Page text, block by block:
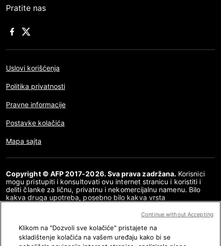
Pratite nas
Uslovi korišćenja
Politika privatnosti
Pravne informacije
Postavke kolačića
Mapa sajta
Copyright © AFP 2017-2026. Sva prava zadržana. Korisnici
mogu pristupiti i konsultovati ovu internet stranicu i koristiti i
deliti članke za ličnu, privatnu i nekomercijalnu namenu. Bilo
kakva druga upotreba, posebno bilo kakva vrsta
internet stranice, u celosti ili delimično, za bilo koju drugu
bez posebne dozvole i saglasnosti AFP-a. Tema koja je opisana
ili uključena posredstvom linkova u okviru sadržaja provere
Klikom na "Dozvoli sve kolačiće" pristajete na
skladištenje kolačića na vašem uređaju kako bi se
Continue without Accepting